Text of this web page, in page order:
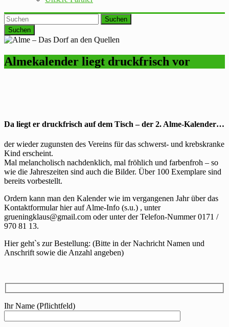
Suchen
Almekalender liegt druckfrisch vor
Da liegt er druckfrisch auf dem Tisch – der 2. Alme-Kalender…
der wieder zugunsten des Vereins für das schwerst- und krebskranke
Kind erscheint.
Mal melancholisch nachdenklich, mal fröhlich und farbenfroh – so
wie die Jahreszeiten sind auch die Bilder. Über 100 Exemplare sind
bereits vorbestellt.
Ordern kann man den Kalender wie im vergangenen Jahr über das
Kontaktformular hier auf Alme-Info (s.u.) , unter
grueningklaus@gmail.com oder unter der Telefon-Nummer0171 /
970 81 13.
Hier geht`s zur Bestellung: (Bitte in der Nachricht Namen und
Anschrift sowie die Anzahl angeben)
Ihr Name (Pflichtfeld)